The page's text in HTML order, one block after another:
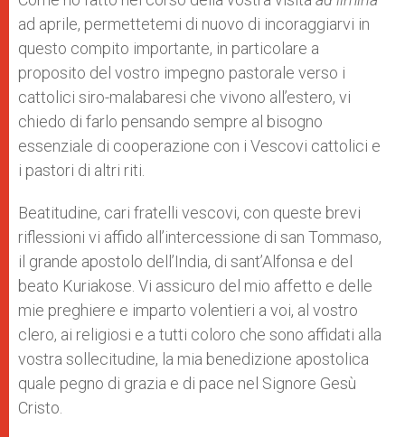
ad aprile, permettetemi di nuovo di incoraggiarvi in
questo compito importante, in particolare a
proposito del vostro impegno pastorale verso i
cattolici siro-malabaresi che vivono all’estero, vi
chiedo di farlo pensando sempre al bisogno
essenziale di cooperazione con i Vescovi cattolici e
i pastori di altri riti.
Beatitudine, cari fratelli vescovi, con queste brevi
riflessioni vi affido all’intercessione di san Tommaso,
il grande apostolo dell’India, di sant’Alfonsa e del
beato Kuriakose. Vi assicuro del mio affetto e delle
mie preghiere e imparto volentieri a voi, al vostro
clero, ai religiosi e a tutti coloro che sono affidati alla
vostra sollecitudine, la mia benedizione apostolica
quale pegno di grazia e di pace nel Signore Gesù
Cristo.